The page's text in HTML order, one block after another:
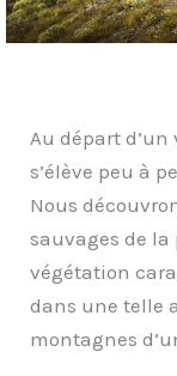
Au départ
s’élève peu à
Nous
sauvages de la
végétation
dans une telle
montagnes